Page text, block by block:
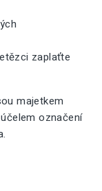
zaplaťte
majetkem
označení